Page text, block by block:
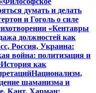
думать и делать
и Гоголь о силе
«Кентавры
должностей как
Россия, Украина:
война: политизация и
История как
Национализм,
шаманизма и